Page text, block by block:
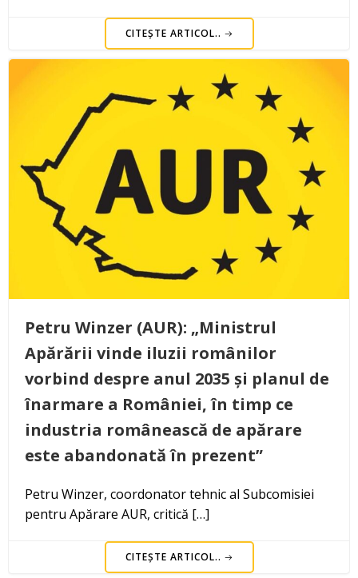
CITEȘTE ARTICOL..
Petru Winzer (AUR): „Ministrul
Apărării vinde iluzii românilor
vorbind despre anul 2035 și planul de
înarmare a României, în timp ce
industria românească de apărare
este abandonată în prezent”
Petru Winzer, coordonator tehnic al Subcomisiei
pentru Apărare AUR, critică […]
CITEȘTE ARTICOL..